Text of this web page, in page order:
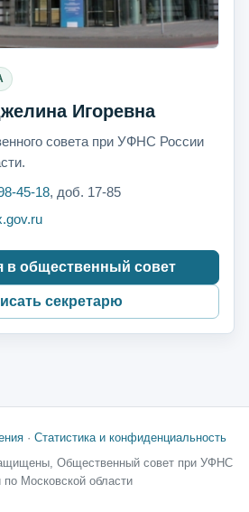
Игоревна
совета при УФНС России
45-18, доб. 17-85
в общественный совет
секретарю
· Статистика и конфиденциальность
Общественный совет при УФНС
по Московской области